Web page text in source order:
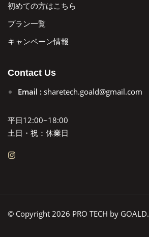
初めての方はこちら
プラン一覧
キャンペーン情報
Contact Us
Email : sharetech.goald@gmail.com
平日12:00~18:00
土日・祝：休業日
© Copyright 2026 PRO TECH by GOALD.